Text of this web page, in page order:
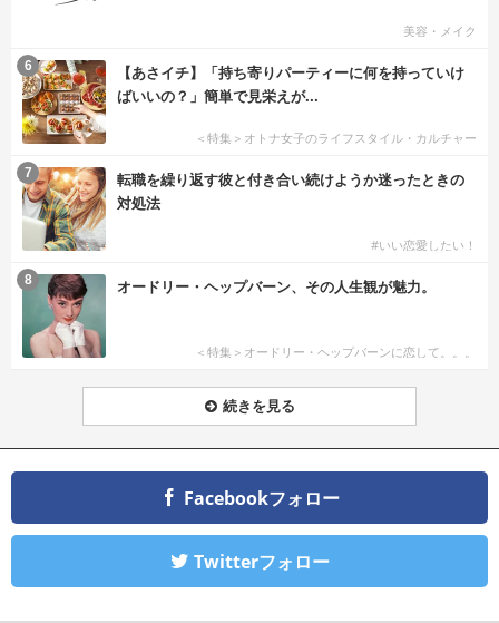
美容・メイク
【あさイチ】「持ち寄りパーティーに何を持っていけ
ばいいの？」簡単で見栄えが...
＜特集＞オトナ女子のライフスタイル・カルチャー
6
転職を繰り返す彼と付き合い続けようか迷ったときの
対処法
#いい恋愛したい！
7
オードリー・ヘップバーン、その人生観が魅力。
＜特集＞オードリー・ヘップバーンに恋して。。。
8
続きを見る
Facebookフォロー
Twitterフォロー